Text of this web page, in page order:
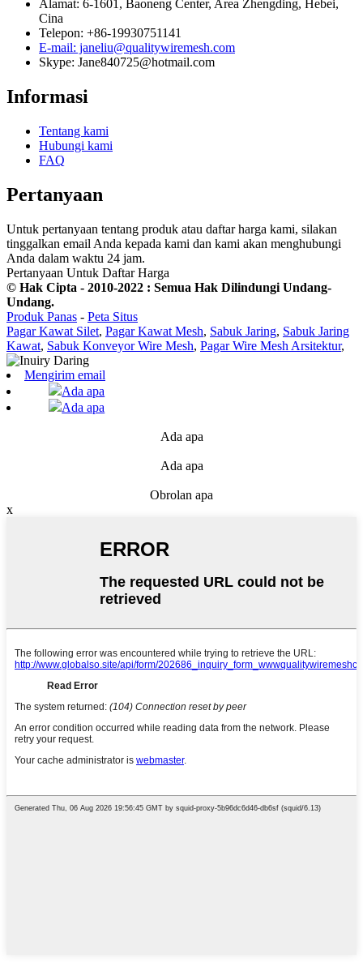
Alamat: 6-1601, Baoneng Center, Area Zhengding, Hebei,
Cina
Telepon: +86-19930751141
E-mail: janeliu@qualitywiremesh.com
Skype: Jane840725@hotmail.com
Informasi
Tentang kami
Hubungi kami
FAQ
Pertanyaan
Untuk pertanyaan tentang produk atau daftar harga kami, silakan
tinggalkan email Anda kepada kami dan kami akan menghubungi
Anda dalam waktu 24 jam.
Pertanyaan Untuk Daftar Harga
© Hak Cipta - 2010-2022 : Semua Hak Dilindungi Undang-
Undang.
Produk Panas - Peta Situs
Pagar Kawat Silet, Pagar Kawat Mesh, Sabuk Jaring, Sabuk Jaring
Kawat, Sabuk Konveyor Wire Mesh, Pagar Wire Mesh Arsitektur,
Mengirim email
Ada apa
Ada apa
Ada apa
Ada apa
Obrolan apa
x